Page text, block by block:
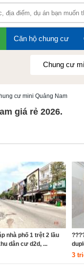
Căn hộ chung cư
Chung cư
cư mini Quảng Nam
giá rẻ 2026.
nhà phố 1 trệt 2 lầu
dân cư d2d, ...
3